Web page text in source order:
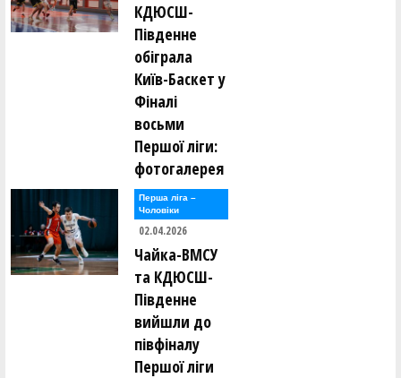
КДЮСШ-
Південне
обіграла
Київ-Баскет у
Фіналі
восьми
Першої ліги:
фотогалерея
Перша лiга –
Чоловiки
02.04.2026
Чайка-ВМСУ
та КДЮСШ-
Південне
вийшли до
півфіналу
Першої ліги